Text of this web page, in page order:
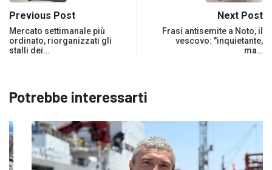
Previous Post
Mercato settimanale più
ordinato, riorganizzati gli
stalli dei…
Next Post
Frasi antisemite a Noto, il
vescovo: "inquietante,
ma…
Potrebbe interessarti